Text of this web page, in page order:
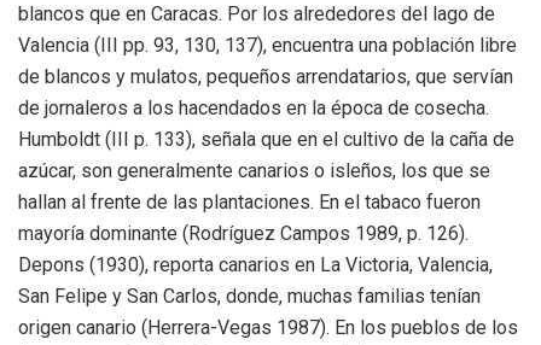
blancos que en Caracas. Por los alrededores del lago de
Valencia (III pp. 93, 130, 137), encuentra una población libre
de blancos y mulatos, pequeños arrendatarios, que servían
de jornaleros a los hacendados en la época de cosecha.
Humboldt (III p. 133), señala que en el cultivo de la caña de
azúcar, son generalmente canarios o isleños, los que se
hallan al frente de las plantaciones. En el tabaco fueron
mayoría dominante (Rodríguez Campos 1989, p. 126).
Depons (1930), reporta canarios en La Victoria, Valencia,
San Felipe y San Carlos, donde, muchas familias tenían
origen canario (Herrera-Vegas 1987). En los pueblos de los